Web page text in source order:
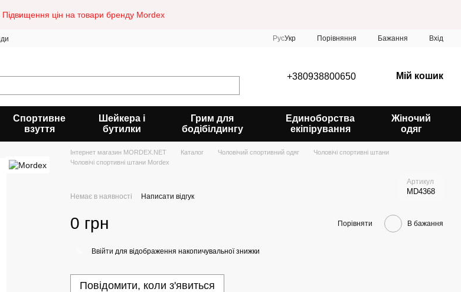
цін на товари бренду Mordex
РусУкр Порівняння Бажання Вхід
+380938800650 Мій кошик
Спортивне
взуття
Шейкера і
бутилки
Грим для
бодібілдингу
Единоборства
екіпірування
Жіночий
одяг
Інтернет магазин MORDEX.NET Каталог Чоловічий спортивний одяг
Чоловічі спортивні штани
Чоловічі спортивні штани Mordex
Артикул
MD4368
Немає в наявності Написати відгук
0 грн Порівняти В бажання
Ввійти для відображення накопичувальної знижки
Повідомити, коли з'явиться